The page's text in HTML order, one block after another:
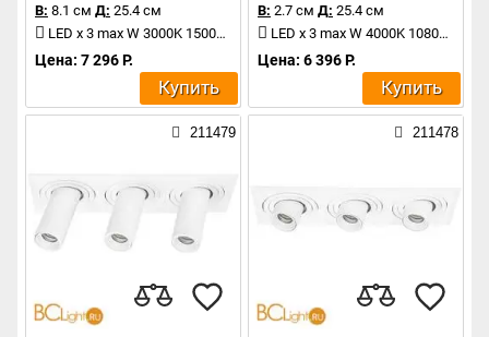
В: 8.1 см Д: 25.4 см
LED x 3 max W 3000K 1500Lm
Цена: 7 296 Р.
Купить
В: 2.7 см Д: 25.4 см
LED x 3 max W 4000K 1080Lm
Цена: 6 396 Р.
Купить
211479 211478